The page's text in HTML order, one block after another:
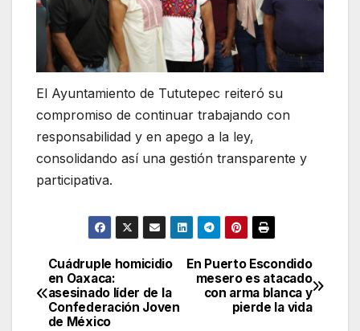
El Ayuntamiento de Tututepec reiteró su
compromiso de continuar trabajando con
responsabilidad y en apego a la ley,
consolidando así una gestión transparente y
participativa.
Navegación
de
En Puerto Escondido
mesero es atacado
con arma blanca y
pierde la vida
Cuádruple homicidio
en Oaxaca:
asesinado líder de la
Confederación Joven
de México